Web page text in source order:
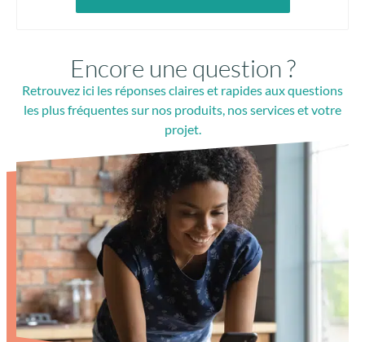
Encore une question ?
Retrouvez ici les réponses claires et rapides aux questions
les plus fréquentes sur nos produits, nos services et votre
projet.